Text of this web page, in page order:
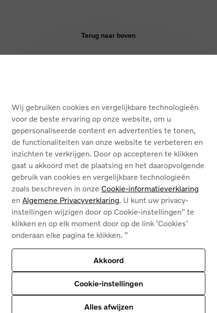
Terug naar boven
OVER ONS
Nederlands Français
Cookies
Privacybeleid
Juridische info
Deze site wordt beschermd door reCAPTCHA enhet privacybeleid van Google
Servicevoorwaarden zijn van toepassing
© 2026Volvo Car Corporation (of zijn dochterondernemingen of licentiegevers).
HyperCharge | Powered by
Wij gebruiken cookies en vergelijkbare technologieën
voor de beste ervaring op onze website, om u
gepersonaliseerde content en advertenties te tonen,
de functionaliteiten van onze website te verbeteren en
inzichten te verkrijgen. Door op accepteren te klikken
gaat u akkoord met de plaatsing en het daaropvolgende
gebruik van cookies en vergelijkbare technologieën
zoals beschreven in onze Cookie-informatieverklaring
en Algemene Privacyverklaring. U kunt uw privacy-
instellingen wijzigen door op Cookie-instellingen" te
klikken en op elk moment door op de link 'Cookies'
onderaan elke pagina te klikken. "
Akkoord
Cookie-instellingen
Alles afwijzen